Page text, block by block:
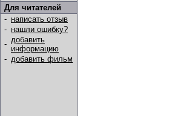
Для читателей
- написать отзыв
- нашли ошибку?
- добавить
информацию
- добавить фильм